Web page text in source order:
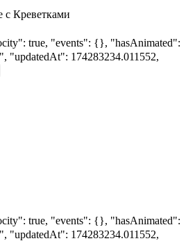
с Креветками
true, "events": {}, "hasAnimated":
"updatedAt": 174283234.011552,
true, "events": {}, "hasAnimated":
"updatedAt": 174283234.011552,